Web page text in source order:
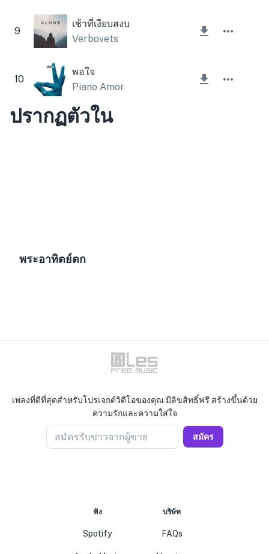
9
เช้าที่เงียบสงบ
Verbovets
10
พอใจ
Piano Amor
ปรากฏตัวใน
พระอาทิตย์ตก
เพลงที่ดีที่สุดสำหรับโปรเจกต์วิดีโอของคุณ มีลิขสิทธิ์ฟรี สร้างขึ้นด้วย
ความรักและความใส่ใจ
สมัครรับข่าวจากผู้ขาย สมัคร
ฟัง
Spotify
บริษัท
FAQs